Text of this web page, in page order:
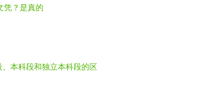
凭？是真的
、本科段和独立本科段的区